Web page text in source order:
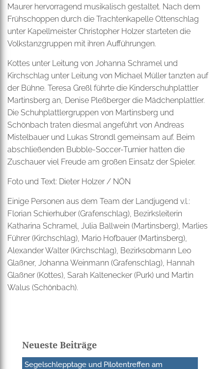
Maurer hervorragend musikalisch gestaltet. Nach dem
Frühschoppen durch die Trachtenkapelle Ottenschlag
unter Kapellmeister Christopher Holzer starteten die
Volkstanzgruppen mit ihren Aufführungen.
Kottes unter Leitung von Johanna Schramel und
Kirchschlag unter Leitung von Michael Müller tanzten auf
der Bühne. Teresa Greßl führte die Kinderschuhplattler
Martinsberg an, Denise Pleßberger die Mädchenplattler.
Die Schuhplattlergruppen von Martinsberg und
Schönbach traten diesmal angeführt von Andreas
Mistelbauer und Lukas Strondl gemeinsam auf. Beim
abschließenden Bubble-Soccer-Turnier hatten die
Zuschauer viel Freude am großen Einsatz der Spieler.
Foto und Text: Dieter Holzer / NÖN
Einige Personen aus dem Team der Landjugend v.l.:
Florian Schierhuber (Grafenschlag), Bezirksleiterin
Katharina Schramel, Julia Ballwein (Martinsberg), Marlies
Führer (Kirchschlag), Mario Hofbauer (Martinsberg),
Alexander Walter (Kirchschlag), Bezirksobmann Leo
Glaßner, Johanna Weinmann (Grafenschlag), Hannah
Glaßner (Kottes), Sarah Kaltenecker (Purk) und Martin
Walus (Schönbach).
Neueste Beiträge
Segelschlepptage und Pilotentreffen am